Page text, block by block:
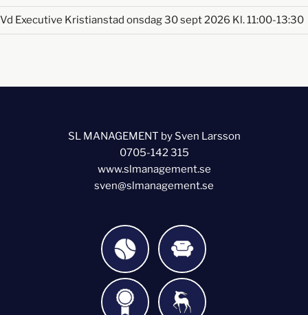
Vd Executive Kristianstad onsdag 30 sept 2026 Kl. 11:00-13:30
SL MANAGEMENT by Sven Larsson
0705-142 315
www.slmanagement.se
sven@slmanagement.se